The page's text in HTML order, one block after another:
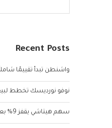
Recent Posts
واشنطن تبدأ تقييمًا
نوفو نورديسك تخطط
سهم هيتاشي يقفز 9% بعد شراكة استراتيجية مع أوبن إيه آي